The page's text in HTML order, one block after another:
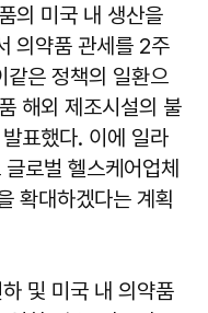
의 미국 내 생산을
의약품 관세를 2주
같은 정책의 일환으
해외 제조시설의 불
표했다. 이에 일라
로벌 헬스케어업체
확대하겠다는 계획
및 미국 내 의약품